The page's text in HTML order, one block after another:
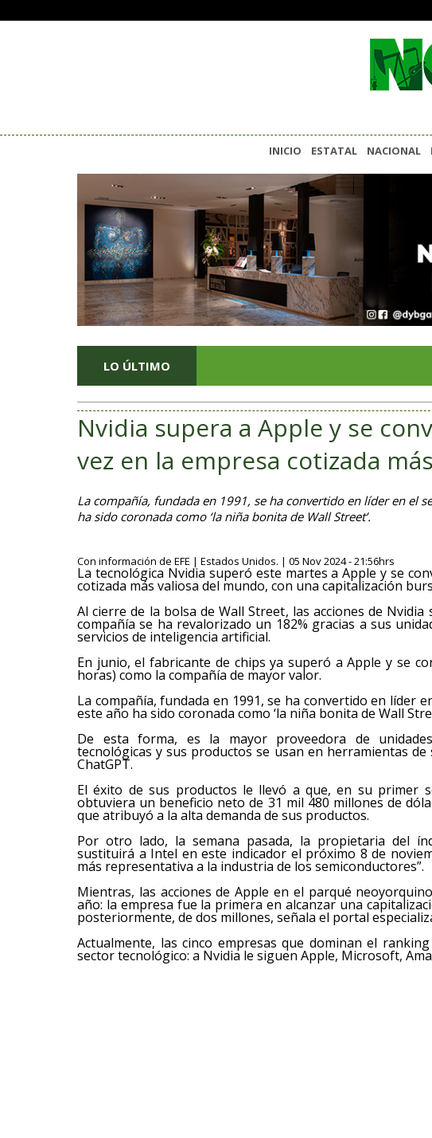
INICIO ESTATAL NACIONAL
LO ÚLTIMO
Nvidia supera a Apple y se
vez en la empresa cotizada
La compañía, fundada en 1991, se ha convertido en líder en el
ha sido coronada como ‘la niña bonita de Wall Street’.
Con información de EFE | Estados Unidos. | 05 Nov 2024 - 21:56hrs
La tecnológica Nvidia superó este martes a Apple y se
cotizada más valiosa del mundo, con una capitalización
Al cierre de la bolsa de Wall Street, las acciones de
compañía se ha revalorizado un 182% gracias a sus
servicios de inteligencia artificial.
En junio, el fabricante de chips ya superó a Apple y se
horas) como la compañía de mayor valor.
La compañía, fundada en 1991, se ha convertido en líder
este año ha sido coronada como ‘la niña bonita de Wall
De esta forma, es la mayor proveedora de
tecnológicas y sus productos se usan en herramientas
ChatGPT.
El éxito de sus productos le llevó a que, en su primer
obtuviera un beneficio neto de 31 mil 480 millones de
que atribuyó a la alta demanda de sus productos.
Por otro lado, la semana pasada, la propietaria del
sustituirá a Intel en este indicador el próximo 8 de
más representativa a la industria de los semiconductores”.
Mientras, las acciones de Apple en el parqué
año: la empresa fue la primera en alcanzar una
posteriormente, de dos millones, señala el portal
Actualmente, las cinco empresas que dominan el
sector tecnológico: a Nvidia le siguen Apple, Microsoft,